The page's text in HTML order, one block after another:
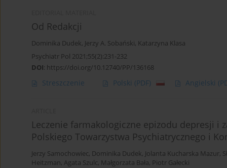
Od Redakcji
Dominika Dudek, Jerzy A. Sobański, Katarzyna Klasa
Psychiatr Pol 2021;55(2):231-232
DOI: https://doi.org/10.12740/PP/136168
Streszczenie Polski (PDF) Angielski
Leczenie farmakologiczne epizodu depresji i
Polskiego Towarzystwa Psychiatrycznego i
Jerzy Samochowiec, Dominika Dudek, Jolanta Kucharska Mazur,
Heitzman, Agata Szulc, Małgorzata Bała, Piotr Gałecki